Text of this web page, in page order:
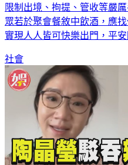
限制出境、拘提、管收等嚴
眾若於聚會餐敘中飲酒，應
實現人人皆可快樂出門，平安
社會